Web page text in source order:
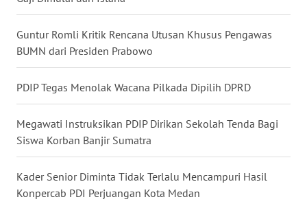
Guntur Romli Kritik Rencana Utusan Khusus Pengawas
BUMN dari Presiden Prabowo
PDIP Tegas Menolak Wacana Pilkada Dipilih DPRD
Megawati Instruksikan PDIP Dirikan Sekolah Tenda Bagi
Siswa Korban Banjir Sumatra
Kader Senior Diminta Tidak Terlalu Mencampuri Hasil
Konpercab PDI Perjuangan Kota Medan
BABEL
WN
SUMBAR
WN
SUMSEL
WN
BENGKULU